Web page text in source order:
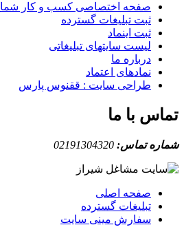
صفحه اختصاصی کسب و کار شما
ثبت تبلیغات گسترده
ثبت اینماد
لیست سایتهای تبلیغاتی
درباره ما
نمادهای اعتماد
طراحی سایت : ققنوس پارس
تماس با ما
شماره تماس: 02191304320
صفحه اصلی
تبلیغات گسترده
سفارش مینی سایت